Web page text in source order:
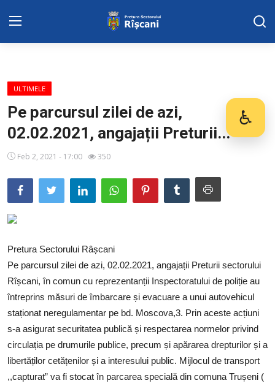
♿
Adresa: str. Kiev 3 | tel: +373 (22) 44 10
98 | mail: pretura.riscani@gmail.com
ADMINISTRAŢIA
Transparența
Proiecte
SERVICII
Sectorul Rîșcani
Căutați pe Internet
ULTIMELE
Pe parcursul zilei de azi,
02.02.2021, angajații Preturii...
Feb 2, 2021 - 17:00 350
Pretura Sectorului Râșcani
Pe parcursul zilei de azi, 02.02.2021, angajații Preturii sectorului
Rîșcani, în comun cu reprezentanții Inspectoratului de poliție au
întreprins măsuri de îmbarcare și evacuare a unui autovehicul
staționat neregulamentar pe bd. Moscova,3. Prin aceste acțiuni
s-a asigurat securitatea publică și respectarea normelor privind
circulația pe drumurile publice, precum și apărarea drepturilor și a
libertăților cetățenilor și a interesului public. Mijlocul de transport
,,capturat” va fi stocat în parcarea specială din comuna Trușeni (